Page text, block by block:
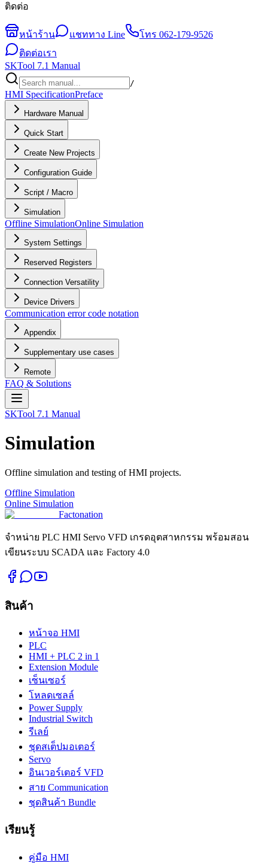
ติดต่อ
หน้าร้าน แชททาง Line โทร 062-179-9526
ติดต่อเรา
SKTool 7.1 Manual
/
HMI SpecificationPreface
Hardware Manual
Quick Start
Create New Projects
Configuration Guide
Script / Macro
Simulation
Offline SimulationOnline Simulation
System Settings
Reserved Registers
Connection Versatility
Device Drivers
Communication error code notation
Appendix
Supplementary use cases
Remote
FAQ & Solutions
SKTool 7.1 Manual
Simulation
Offline simulation and testing of HMI projects.
Offline Simulation
Online Simulation
Factonation
จำหน่าย PLC HMI Servo VFD เกรดอุตสาหกรรม พร้อมสอน
เขียนระบบ SCADA และ Factory 4.0
สินค้า
หน้าจอ HMI
PLC
HMI + PLC 2 in 1
Extension Module
เซ็นเซอร์
โหลดเซลล์
Power Supply
Industrial Switch
รีเลย์
ชุดสเต็ปมอเตอร์
Servo
อินเวอร์เตอร์ VFD
สาย Communication
ชุดสินค้า Bundle
เรียนรู้
คู่มือ HMI